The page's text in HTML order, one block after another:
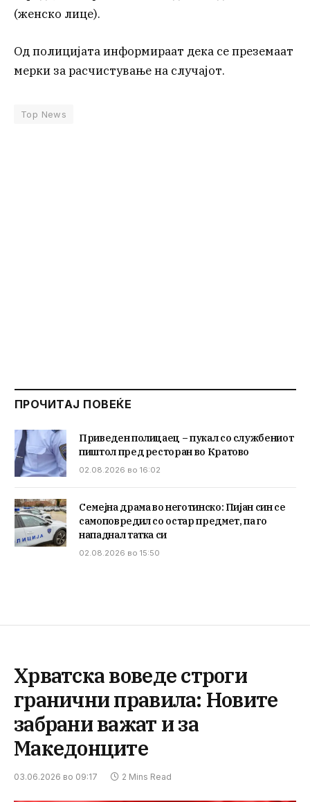
(женско лице).
Од полицијата информираат дека се преземаат
мерки за расчистување на случајот.
Top News
ПРОЧИТАЈ ПОВЕЌЕ
Приведен полицаец – пукал со службениот
пиштол пред ресторан во Кратово
02.08.2026 во 16:02
Семејна драма во неготинско: Пијан син се
самоповредил со остар предмет, па го
нападнал татка си
02.08.2026 во 15:50
Хрватска воведе строги
гранични правила: Новите
забрани важат и за
Македонците
03.06.2026 во 09:17 2 Mins Read